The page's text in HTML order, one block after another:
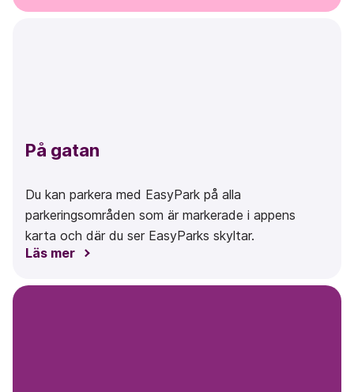
På gatan
Du kan parkera med EasyPark på alla
parkeringsområden som är markerade i appens
karta och där du ser EasyParks skyltar.
Läs mer